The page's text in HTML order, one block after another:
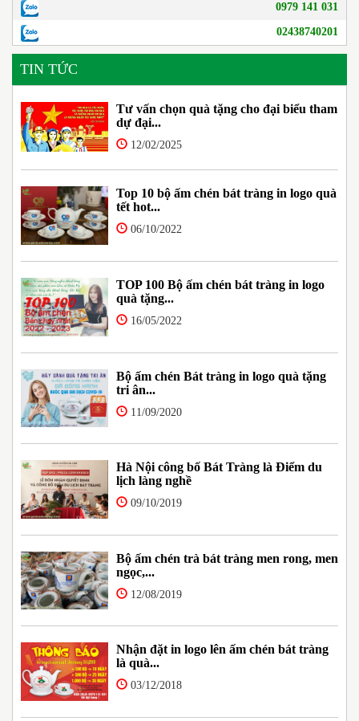
0979 141 031
02438740201
TIN TỨC
Tư vấn chọn quà tặng cho đại biểu tham
dự đại...
12/02/2025
Top 10 bộ ấm chén bát tràng in logo quà
tết hot...
06/10/2022
TOP 100 Bộ ấm chén bát tràng in logo
quà tặng...
16/05/2022
Bộ ấm chén Bát tràng in logo quà tặng
tri ân...
11/09/2020
Hà Nội công bố Bát Tràng là Điểm du
lịch làng nghề
09/10/2019
Bộ ấm chén trà bát tràng men rong, men
ngọc,...
12/08/2019
Nhận đặt in logo lên ấm chén bát tràng
là quà...
03/12/2018